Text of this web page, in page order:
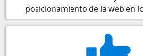
posicionamiento de la web en